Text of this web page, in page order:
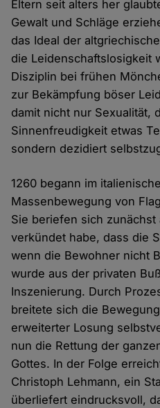
Eltern seit alters her
Gewalt und Schläge
das Ideal der
die Leidenschaftslosigkeit
Disziplin bei frühen
zur Bekämpfung böser
damit nicht nur Sexualität,
Sinnenfreudigkeit etwas
sondern dezidiert
1260 begann im
Massenbewegung von
Sie beriefen sich
verkündet habe, dass die
wenn die Bewohner nicht
wurde aus der privaten
Inszenierung. Durch
breitete sich die
erweiterter Losung
nun die Rettung der
Gottes. In der Folge
Christoph Lehmann, ein
überliefert eindrucksvoll,